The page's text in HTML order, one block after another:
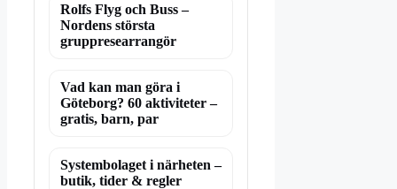
Rolfs Flyg och Buss –
Nordens största
gruppresearrangör
Vad kan man göra i
Göteborg? 60 aktiviteter –
gratis, barn, par
Systembolaget i närheten –
butik, tider & regler